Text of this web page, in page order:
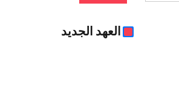
العهد الجديد